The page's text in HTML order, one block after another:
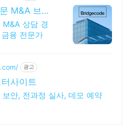
M&A 브릿
상담 경
융 전문가
광고
사이트
안, 전과정 실사, 데모 예약